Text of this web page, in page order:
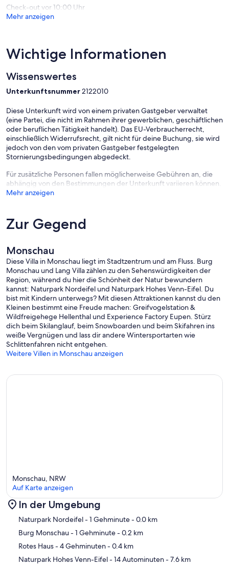
Check-out vor 10:00 Uhr
Mehr anzeigen
Wichtige Informationen
Wissenswertes
Unterkunftsnummer2122010
Diese Unterkunft wird von einem privaten Gastgeber verwaltet
(eine Partei, die nicht im Rahmen ihrer gewerblichen, geschäftlichen
oder beruflichen Tätigkeit handelt). Das EU-Verbraucherrecht,
einschließlich Widerrufsrecht, gilt nicht für deine Buchung, sie wird
jedoch von den vom privaten Gastgeber festgelegten
Stornierungsbedingungen abgedeckt.
Für zusätzliche Personen fallen möglicherweise Gebühren an, die
abhängig von den Bestimmungen der Unterkunft variieren können.
Mehr anzeigen
Zur Gegend
Monschau
Diese Villa in Monschau liegt im Stadtzentrum und am Fluss. Burg
Monschau und Lang Villa zählen zu den Sehenswürdigkeiten der
Region, während du hier die Schönheit der Natur bewundern
kannst: Naturpark Nordeifel und Naturpark Hohes Venn-Eifel. Du
bist mit Kindern unterwegs? Mit diesen Attraktionen kannst du den
Kleinen bestimmt eine Freude machen: Greifvogelstation &
Wildfreigehege Hellenthal und Experience Factory Eupen. Stürz
dich beim Skilanglauf, beim Snowboarden und beim Skifahren ins
weiße Vergnügen und lass dir andere Wintersportarten wie
Schlittenfahren nicht entgehen.
Weitere Villen in Monschau anzeigen
Karte
Monschau, NRW
Auf Karte anzeigen
In der Umgebung
Naturpark Nordeifel- 1 Gehminute- 0.0 km
Burg Monschau - 1 Gehminute- 0.2 km
Rotes Haus- 4 Gehminuten- 0.4 km
Naturpark Hohes Venn-Eifel- 14 Autominuten- 7.6 km